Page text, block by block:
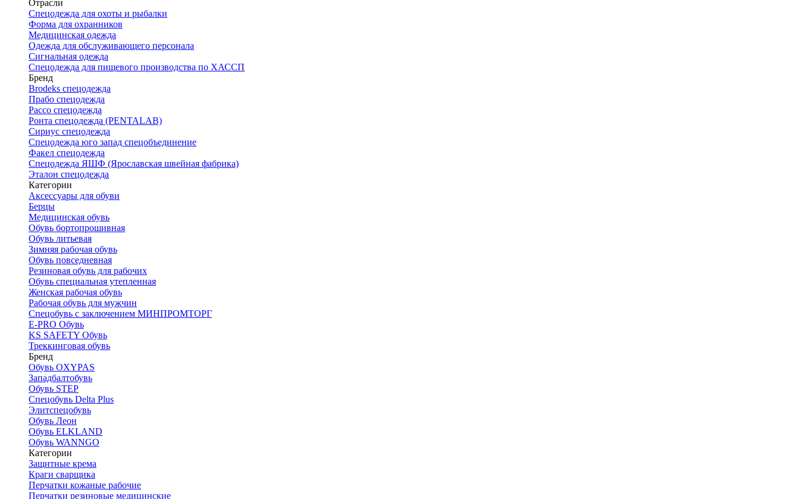
Отрасли
Спецодежда для охоты и рыбалки
Форма для охранников
Медицинская одежда
Одежда для обслуживающего персонала
Сигнальная одежда
Спецодежда для пищевого производства по ХАССП
Бренд
Brodeks спецодежда
Прабо спецодежда
Рассо спецодежда
Ронта спецодежда (PENTALAB)
Сириус спецодежда
Спецодежда юго запад спецобъединение
Факел спецодежда
Спецодежда ЯШФ (Ярославская швейная фабрика)
Эталон спецодежда
Категории
Аксессуары для обуви
Берцы
Медицинская обувь
Обувь бортопрошивная
Обувь литьевая
Зимняя рабочая обувь
Обувь повседневная
Резиновая обувь для рабочих
Обувь специальная утепленная
Женская рабочая обувь
Рабочая обувь для мужчин
Спецобувь с заключением МИНПРОМТОРГ
E-PRO Обувь
KS SAFETY Обувь
Треккинговая обувь
Бренд
Обувь OXYPAS
Западбалтобувь
Обувь STEP
Спецобувь Delta Plus
Элитспецобувь
Обувь Леон
Обувь ELKLAND
Обувь WANNGO
Категории
Защитные крема
Краги сварщика
Перчатки кожаные рабочие
Перчатки резиновые медицинские